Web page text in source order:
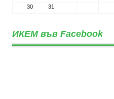
30
31
ИКЕМ във Facebook